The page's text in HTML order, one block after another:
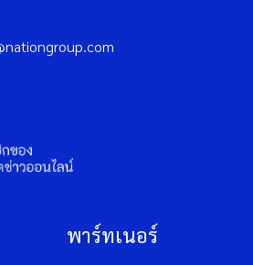
พาร์ทเนอร์